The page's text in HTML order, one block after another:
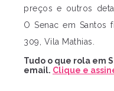
preços e outros
O Senac em Santos
309, Vila Mathias.
Tudo o que rola em
email. Clique e